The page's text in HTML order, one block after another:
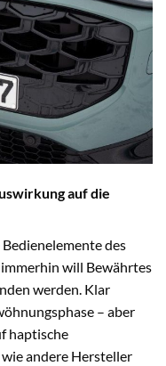
auf die
des
will Bewährtes
werden. Klar
– aber
haptische
andere Hersteller